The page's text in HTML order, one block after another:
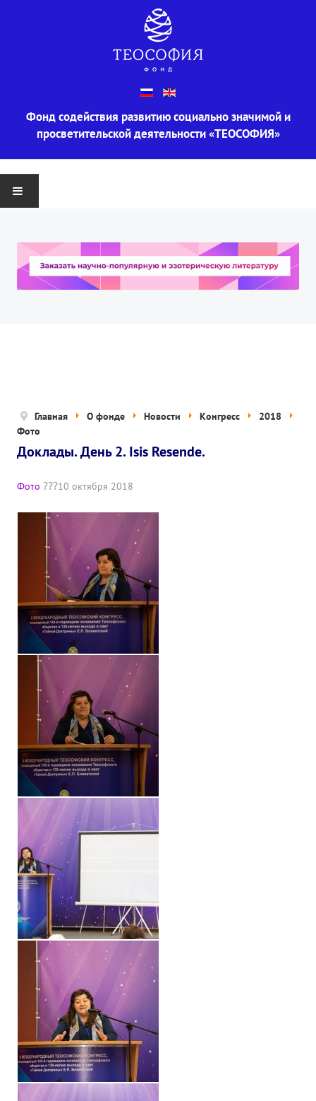
Фонд содействия развитию социально значимой и
просветительской деятельности «ТЕОСОФИЯ»
О ФОНДЕ
Информация
Концепция деятельности
Публичная оферта
Политика конфиденциальности
ПРОЕКТЫ
🌟 Детский проект «БЕЛЫЕ ЯГУАРЫ»
✔️ Заказать мероприятие
✔️ Заказать Семинар
✔️ Заказать книги/журналы
Международный научно-исследовательский Центр, им. Е.П.
Международное теософское издательство «Альбатрос»
Межрегиональные теософские семинары России. Теософский
Международный Теософский Конгресс
Международный художественный Конкурс, посвященный
Международный поэтический Конкурс «Елене Петровне
Международный музыкальный Конкурс, посвященный Елене
Выставка «Книжная экспедиция»
Авторское кино Олега Мартынова
Конкурс городов России на право проведения
Памятник Е.П. Блаватской
Олимпиада культуры под Знаменем Мира
МЕЖДУНАРОДНЫЙ ЦЕНТР ТЕОСОФИИ
ШКОЛА ТЕОСОФИИ
Главная О фонде Новости Конгресс
2018
Фото
Доклады. День 2. Isis Resende.
Фото 10 октября 2018